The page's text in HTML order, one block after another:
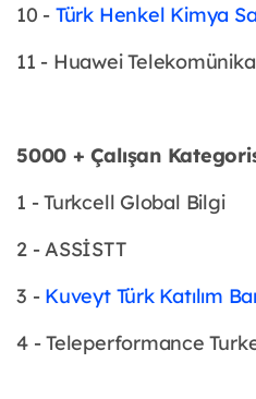
10 - Türk Henkel Kimya
11 - Huawei
5000 + Çalışan
1 - Turkcell Global Bilgi
2 - ASSİSTT
3 - Kuveyt Türk Katılım
4 - Teleperformance